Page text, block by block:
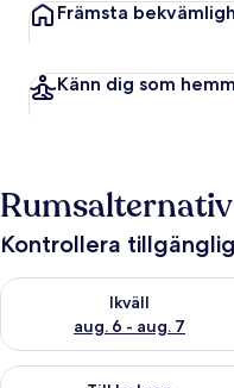
Främsta
Känn dig som
Rumsalternativ
Kontrollera
Ikväll
aug. 6 - aug. 7
Kontrollera tillgängligheten
Kontrollera